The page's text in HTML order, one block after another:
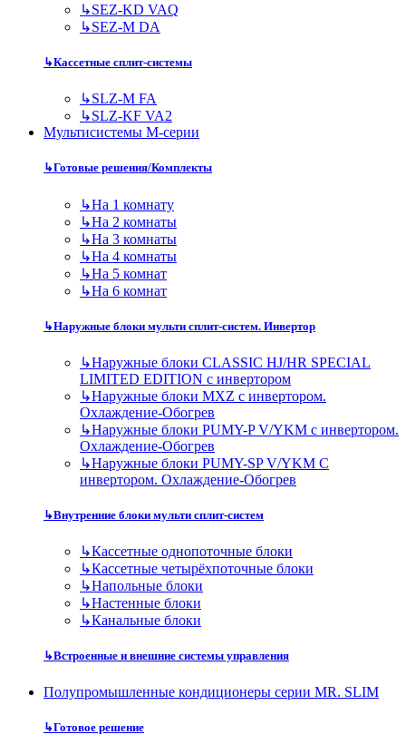
↳SEZ-KD VAQ
↳SEZ-M DA
↳Кассетные сплит-системы
↳SLZ-M FA
↳SLZ-KF VA2
Мультисистемы M-серии
↳Готовые решения/Комплекты
↳На 1 комнату
↳На 2 комнаты
↳На 3 комнаты
↳На 4 комнаты
↳На 5 комнат
↳На 6 комнат
↳Наружные блоки мульти сплит-систем. Инвертор
↳Наружные блоки CLASSIC HJ/HR SPECIAL
LIMITED EDITION с инвертором
↳Наружные блоки MXZ с инвертором.
Охлаждение-Обогрев
↳Наружные блоки PUMY-P V/YKM с инвертором.
Охлаждение-Обогрев
↳Наружные блоки PUMY-SP V/YKM С
инвертором. Охлаждение-Обогрев
↳Внутренние блоки мульти сплит-систем
↳Кассетные однопоточные блоки
↳Кассетные четырёхпоточные блоки
↳Напольные блоки
↳Настенные блоки
↳Канальные блоки
↳Встроенные и внешние системы управления
Полупромышленные кондиционеры серии MR. SLIM
↳Готовое решение